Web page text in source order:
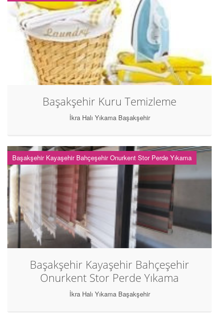
Başakşehir Kuru Temizleme
İkra Halı Yıkama Başakşehir
Başakşehir Kayaşehir Bahçeşehir Onurkent Stor Perde Yıkama
Başakşehir Kayaşehir Bahçeşehir
Onurkent Stor Perde Yıkama
İkra Halı Yıkama Başakşehir